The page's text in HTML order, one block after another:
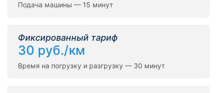
Подача машины — 15 минут
Фиксированный тариф
30 руб./км
Время на погрузку и разгрузку — 30 минут